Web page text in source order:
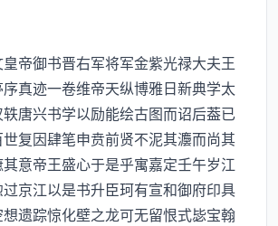
御书晋右军将军金紫光禄大夫王
真迹一卷维帝天纵博雅日新典学太
唐兴书学以励能绘古图而诏后葢已
复因肆笔申贲前贤不泥其灋而尚其
意帝王盛心于是乎寓嘉定壬午岁江
京江以是书升臣珂有宣和御府印具
遗踪惊化壁之龙可无留恨式毖宝翰